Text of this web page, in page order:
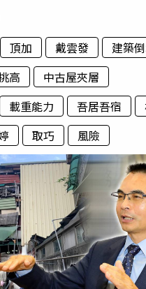
頂加 戴雲發
建築
高
中古屋夾層
載重能力 吾居吾宿
取巧 風險